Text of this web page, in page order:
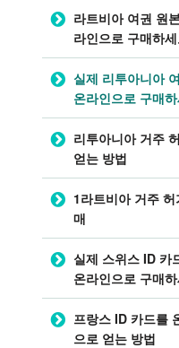
라트비아 여권 원
라인으로 구매하
실제 리투아니아
온라인으로 구매
리투아니아 거주
얻는 방법
1라트비아 거주
매
실제 스위스 ID 카
온라인으로 구매
프랑스 ID 카드를
으로 얻는 방법